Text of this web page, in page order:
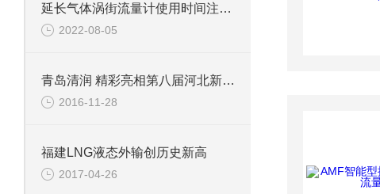
延长气体涡街流量计使用时间注意事项
2022-08-05
青岛清润 精彩亮相第八届河北新风净化展
2016-11-28
福建LNG液态外输创历史新高
2017-04-26